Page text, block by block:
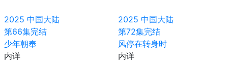
2025 中国大陆
第66集完结
少年朝奉
内详
2025 中国大陆
第72集完结
风停在转身时
内详